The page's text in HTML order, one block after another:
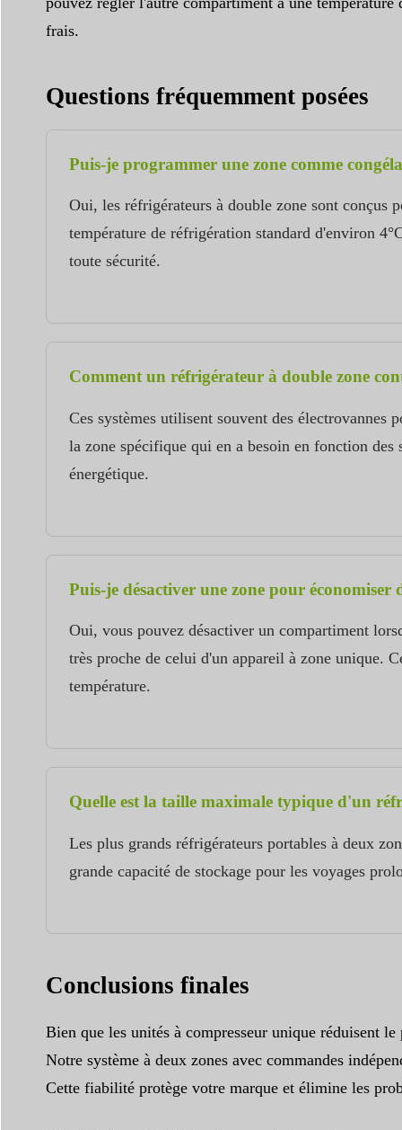
frais.
Questions fréquemment posées
Puis-je programmer une zone comme
Oui, les réfrigérateurs à double zone sont conçus
température de réfrigération standard d'environ
toute sécurité.
Comment un réfrigérateur à double zone
Ces systèmes utilisent souvent des
la zone spécifique qui en a besoin en fonction
énergétique.
Puis-je désactiver une zone pour économiser
Oui, vous pouvez désactiver un compartiment
très proche de celui d'un appareil à zone unique.
température.
Quelle est la taille maximale typique d'un
Les plus grands réfrigérateurs portables à deux
grande capacité de stockage pour les voyages
Conclusions finales
Bien que les unités à compresseur unique réduisent
Notre système à deux zones avec commandes
Cette fiabilité protège votre marque et élimine les